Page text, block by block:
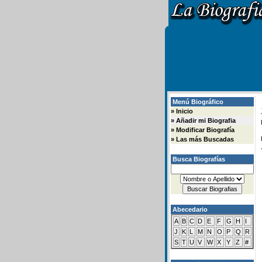
Menú Biográfico
» Inicio
» Añadir mi Biografia
» Modificar Biografía
» Las más Buscadas
Busca Biografías
Abecedario
A B C D E F G H
I
J
K L M N O P Q
R
S T U V W X Y Z #